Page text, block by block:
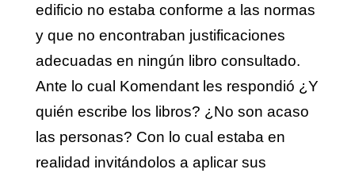
edificio no estaba conforme a las normas
y que no encontraban justificaciones
adecuadas en ningún libro consultado.
Ante lo cual Komendant les respondió ¿Y
quién escribe los libros? ¿No son acaso
las personas? Con lo cual estaba en
realidad invitándolos a aplicar sus